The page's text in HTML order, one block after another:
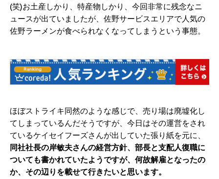
(笑)お土産しかり、特産物しかり、今回非常に残念なニ
ュースが出ていましたが、佐野サービスエリアで人気の
佐野ラーメンが食べられなくなってしまうという事態。
ほぼストライキ同然のような感じで、売り場は廃墟化し
てしまっているんだそうですが、今日はその運営をされ
ているケイセイフーズさんが出していた張り紙を元に、
同社社長の岸敏夫さんの経営方針、部長と支配人復職に
ついても書かれていたようですが、何故解雇となったの
か、その辺りを載せて行きたいと思います。